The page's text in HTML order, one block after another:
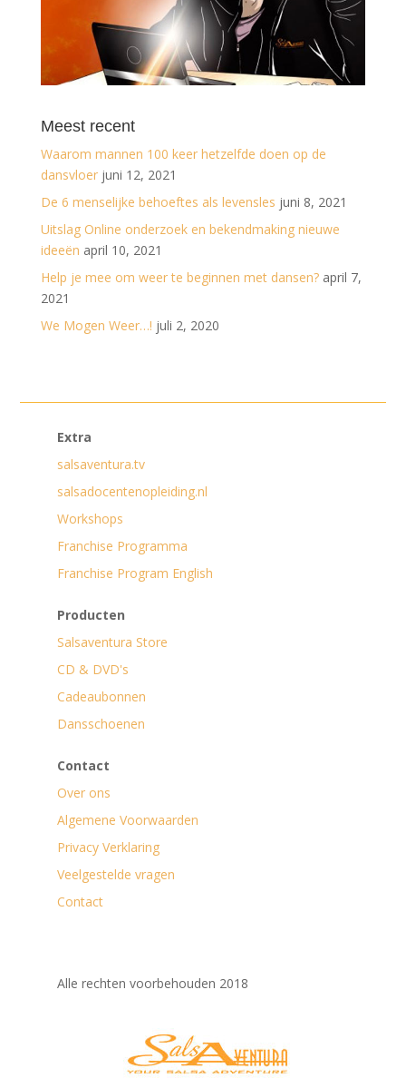
Meest recent
Waarom mannen 100 keer hetzelfde doen op de
dansvloer juni 12, 2021
De 6 menselijke behoeftes als levensles juni 8, 2021
Uitslag Online onderzoek en bekendmaking nieuwe
ideeën april 10, 2021
Help je mee om weer te beginnen met dansen? april 7,
2021
We Mogen Weer…! juli 2, 2020
Extra
salsaventura.tv
salsadocentenopleiding.nl
Workshops
Franchise Programma
Franchise Program English
Producten
Salsaventura Store
CD & DVD's
Cadeaubonnen
Dansschoenen
Contact
Over ons
Algemene Voorwaarden
Privacy Verklaring
Veelgestelde vragen
Contact
Alle rechten voorbehouden 2018